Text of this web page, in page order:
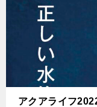
アクアライフ